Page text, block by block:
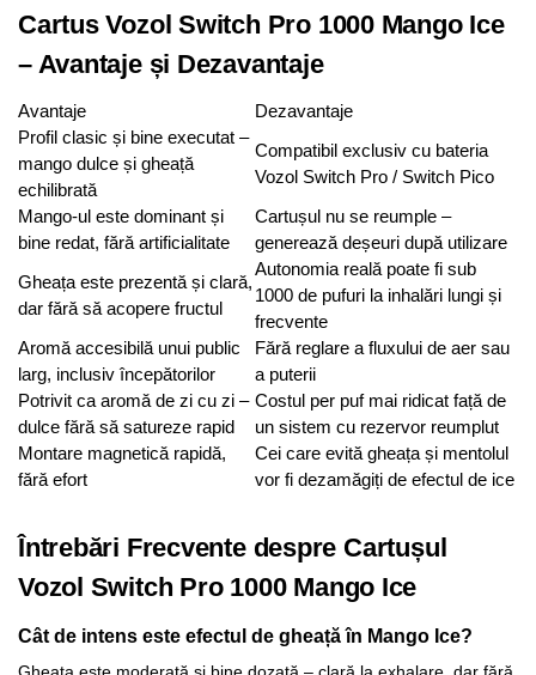
Cartus Vozol Switch Pro 1000 Mango Ice
– Avantaje și Dezavantaje
Avantaje
Dezavantaje
Profil clasic și bine executat –
mango dulce și gheață
echilibrată
Compatibil exclusiv cu bateria
Vozol Switch Pro / Switch Pico
Mango-ul este dominant și
bine redat, fără artificialitate
Cartușul nu se reumple –
generează deșeuri după utilizare
Gheața este prezentă și clară,
dar fără să acopere fructul
Autonomia reală poate fi sub
1000 de pufuri la inhalări lungi și
frecvente
Aromă accesibilă unui public
larg, inclusiv începătorilor
Fără reglare a fluxului de aer sau
a puterii
Potrivit ca aromă de zi cu zi –
dulce fără să satureze rapid
Costul per puf mai ridicat față de
un sistem cu rezervor reumplut
Montare magnetică rapidă,
fără efort
Cei care evită gheața și mentolul
vor fi dezamăgiți de efectul de ice
Întrebări Frecvente despre Cartușul
Vozol Switch Pro 1000 Mango Ice
Cât de intens este efectul de gheață în Mango Ice?
Gheața este moderată și bine dozată – clară la exhalare, dar fără